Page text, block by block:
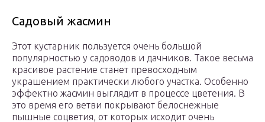
Садовый жасмин
Этот кустарник пользуется очень большой
популярностью у садоводов и дачников. Такое весьма
красивое растение станет превосходным
украшением практически любого участка. Особенно
эффектно жасмин выглядит в процессе цветения. В
это время его ветви покрывают белоснежные
пышные соцветия, от которых исходит очень